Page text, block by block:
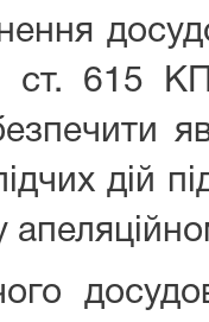
ст. 615
дій